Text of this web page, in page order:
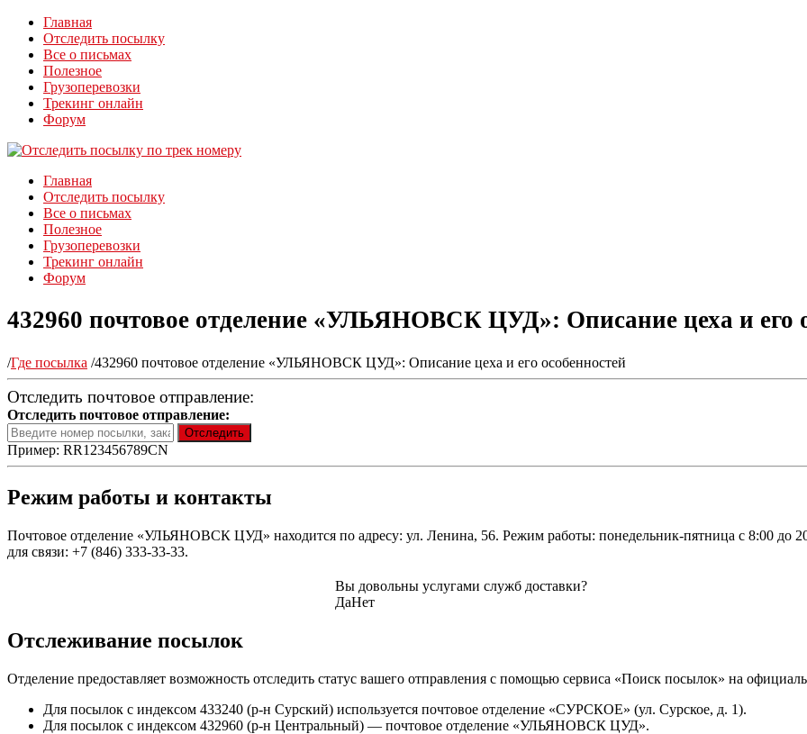
Главная
Отследить посылку
Все о письмах
Полезное
Грузоперевозки
Трекинг онлайн
Форум
Главная
Отследить посылку
Все о письмах
Полезное
Грузоперевозки
Трекинг онлайн
Форум
432960 почтовое отделение «УЛЬЯНОВСК ЦУД»: Описание цеха и его
/Где посылка /432960 почтовое отделение «УЛЬЯНОВСК ЦУД»: Описание цеха и его особенностей
Отследить почтовое отправление:
Отследить почтовое отправление:
Пример: RR123456789CN
Режим работы и контакты
Почтовое отделение «УЛЬЯНОВСК ЦУД» находится по адресу: ул. Ленина, 56. Режим работы: понедельник-пятница с 8:00 до
для связи: +7 (846) 333-33-33.
Вы довольны услугами служб доставки?
ДаНет
Отслеживание посылок
Отделение предоставляет возможность отследить статус вашего отправления с помощью сервиса «Поиск посылок» на
Для посылок с индексом 433240 (р-н Сурский) используется почтовое отделение «СУРСКОЕ» (ул. Сурское, д. 1).
Для посылок с индексом 432960 (р-н Центральный) — почтовое отделение «УЛЬЯНОВСК ЦУД».